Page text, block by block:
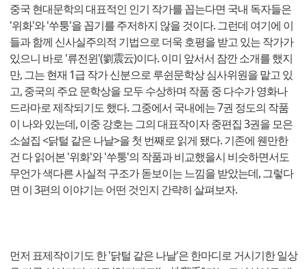
중국 현대문학의 대표적인 인기 작가를 꼽는다면 국내 독자들은
'위화'와 '쑤퉁'을 꼽기를 주저하지 않을 것이다. 그런데 여기에 이
들과 함께 신사실주의적 기법으로 더욱 호평을 받고 있는 작가가
있으니 바로 '류전윈'(劉震云)이다. 이미 앞서서 잠깐 소개를 했지
만, 그는 현재 1급 작가 신분으로 루쉰문학상 심사위원을 맡고 있
고, 중국의 주요 문학상을 모두 수상하며 작품 중 다수가 영화나
드라마로 제작되기도 했다. 그중에서 국내에는 7권 정도의 작품
이 나와 있는데, 이중 강호는 그의 대표작이자 중편집 3권을 모은
소설집 <닭털 같은 나날>을 첫 번째로 읽게 됐다. 기존에 웬만한
건 다 읽어본 '위화'와 '쑤퉁'의 작품과 비교했을시 비슷하면서도
무언가 색다른 사실적 구조가 돋보이는 느낌을 받았는데, 그렇다
면 이 3편의 이야기는 어떤 것인지 간략히 살펴보자.
먼저 표제작이기도 한 '닭털 같은 나날'은 한마디로 거시기한 일상